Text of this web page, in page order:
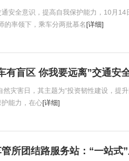
安全意识，提高自我保护能力，10月
的率领下，乘车分两批慕名[详细]
有盲区 你我要远离”交通安
然灾害日，其主题为“投资韧性建设，提
能力，在心[详细]
所团结路服务站：“一站式